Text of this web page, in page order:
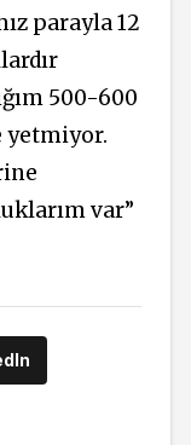
parayla 12
500-600
yetmiyor.
var”